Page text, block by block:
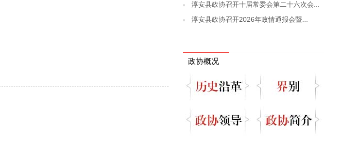
淳安县政协召开十届常委会第二十六次会...
淳安县政协召开2026年政情通报会暨...
政协概况